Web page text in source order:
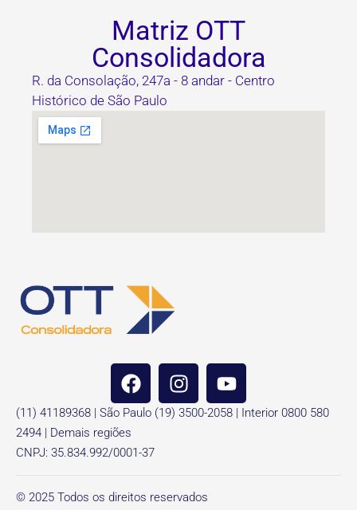
Matriz OTT
Consolidadora
R. da Consolação, 247a - 8 andar - Centro
Histórico de São Paulo
(11) 41189368 | São Paulo (19) 3500-2058 | Interior 0800 580
2494 | Demais regiões
CNPJ: 35.834.992/0001-37
© 2025 Todos os direitos reservados